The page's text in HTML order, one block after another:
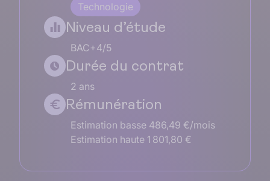
Technologie
Niveau d’étude
BAC+4/5
Durée du contrat
2 ans
Rémunération
Estimation basse 486,49 €/mois
Estimation haute 1 801,80 €